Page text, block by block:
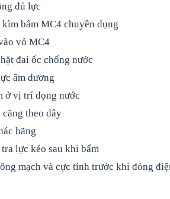
đủ lực
bấm MC4 chuyên dụng
vỏ MC4
đai ốc chống nước
âm dương
ở vị trí đọng nước
theo dây
hãng
lực kéo sau khi bấm
mạch và cực tính trước khi đóng